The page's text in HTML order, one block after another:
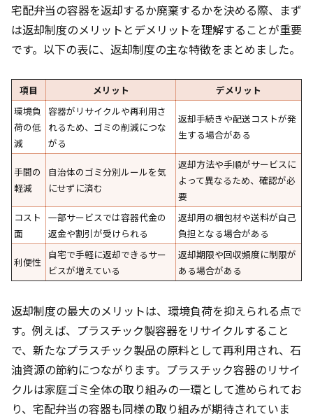
宅配弁当の容器を返却するか廃棄するかを決める際、まず
は返却制度のメリットとデメリットを理解することが重要
です。以下の表に、返却制度の主な特徴をまとめました。
項目 メリット
デメリット
環境負
荷の低
減
容器がリサイクルや再利用さ
れるため、ゴミの削減につな
がる
返却手続きや配送コストが発
生する場合がある
手間の
軽減
自治体のゴミ分別ルールを気
にせずに済む
返却方法や手順がサービスに
よって異なるため、確認が必
要
コスト
面
一部サービスでは容器代金の
返金や割引が受けられる
返却用の梱包材や送料が自己
負担となる場合がある
利便性
自宅で手軽に返却できるサー
ビスが増えている
返却期限や回収頻度に制限が
ある場合がある
返却制度の最大のメリットは、環境負荷を抑えられる点で
す。例えば、プラスチック製容器をリサイクルすること
で、新たなプラスチック製品の原料として再利用され、石
油資源の節約につながります。プラスチック容器のリサイ
クルは家庭ゴミ全体の取り組みの一環として進められてお
り、宅配弁当の容器も同様の取り組みが期待されていま